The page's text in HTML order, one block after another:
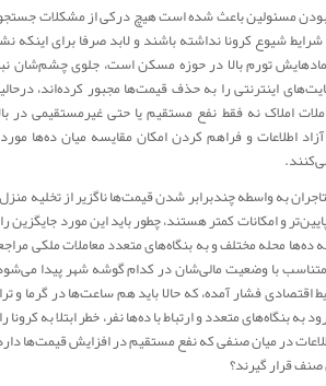
مسئولین باعث شده است هیچ درکی از مشکلات
شیوع کرونا نداشته باشند و لابد صرفا برای اینکه
تورم بالا در حوزه مسکن است، جلوی چشم‌شان
اینترنتی را به حذف قیمت‌ها مجبور کرده‌اند،
املاک نه فقط نفع مستقیم یا حتی غیرمستقیمی در
اطلاعات و فراهم کردن امکان مقایسه میان ده‌ها
به واسطه چندبرابر شدن قیمت‌ها ناگزیر از تخلیه
و امکانات کمتر هستند، چطور باید این مورد جایگزین را
ده‌ها محله مختلف و به بنگاه‌های متعدد معاملات ملکی
با وضعیت مالی‌شان در کدام گوشه شهر پیدا
فشار آمده، که حالا باید هم ساعت‌ها در گرما و
بنگاه‌های متعدد و ارتباط با ده‌ها نفر، خطر ابتلا به کرونا
در میان صنفی که نفع مستقیم در افزایش قیمت‌ها
قرار گیرند؟